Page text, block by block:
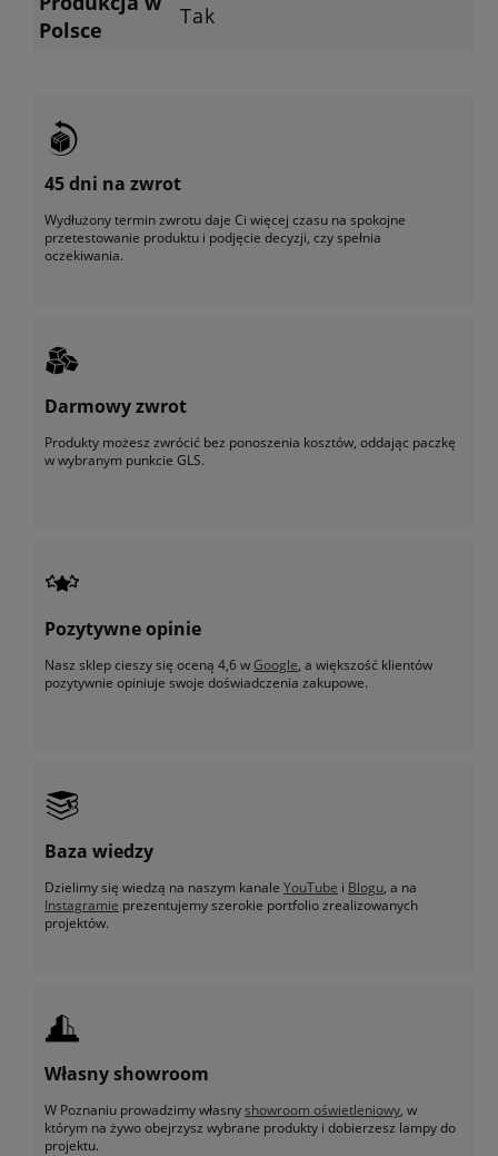
Polsce
Tak
45 dni na zwrot
Wydłużony termin zwrotu daje Ci więcej czasu na spokojne
przetestowanie produktu i podjęcie decyzji, czy spełnia
oczekiwania.
Darmowy zwrot
Produkty możesz zwrócić bez ponoszenia kosztów, oddając paczkę
w wybranym punkcie GLS.
Pozytywne opinie
Nasz sklep cieszy się oceną 4,6 wGoogle, a większość klientów
pozytywnie opiniuje swoje doświadczenia zakupowe.
Baza wiedzy
Dzielimy się wiedzą na naszym kanale YouTube i Blogu, a na
Instagramie prezentujemy szerokie portfolio zrealizowanych
projektów.
Własny showroom
W Poznaniu prowadzimy własnyshowroom oświetleniowy, w
którym na żywo obejrzysz wybrane produkty i dobierzesz lampy do
projektu.